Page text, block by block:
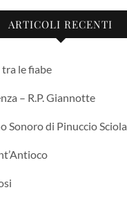
ARTICOLI RECENTI
le fiabe
– R.P. Giannotte
Sonoro di Pinuccio Sciola